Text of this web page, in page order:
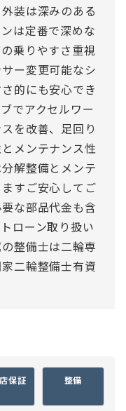
装は深みのある
は定番で深めな
乗りやすさ重視
ー変更可能なシ
的にも安心でき
でアクセルワー
を改善、足回り
メンテナンス性
解整備とメンテ
すご安心してご
な部品代金も含
ローン取り扱い
整備士は二輪専
二輪整備士有資
保証 整備